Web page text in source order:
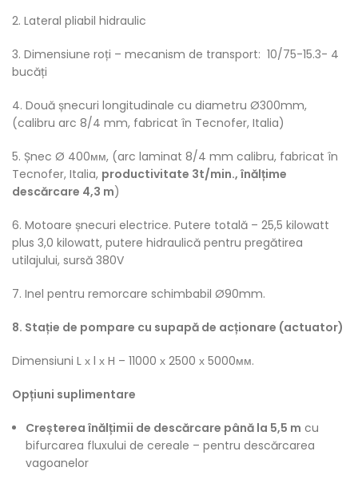
2. Lateral pliabil hidraulic
3. Dimensiune roți – mecanism de transport: 10/75-15.3- 4
bucăți
4. Două șnecuri longitudinale cu diametru Ø300mm,
(calibru arc 8/4 mm, fabricat în Tecnofer, Italia)
5. Șnec Ø 400мм, (arc laminat 8/4 mm calibru, fabricat în
Tecnofer, Italia, productivitate 3t/min., înălțime
descărcare 4,3 m)
6. Motoare șnecuri electrice. Putere totală – 25,5 kilowatt
plus 3,0 kilowatt, putere hidraulică pentru pregătirea
utilajului, sursă 380V
7. Inel pentru remorcare schimbabil Ø90mm.
8. Stație de pompare cu supapă de acționare (actuator)
Dimensiuni L х l х H – 11000 х 2500 х 5000мм.
Opțiuni suplimentare
Creșterea înălțimii de descărcare până la 5,5 m cu
bifurcarea fluxului de cereale – pentru descărcarea
vagoanelor